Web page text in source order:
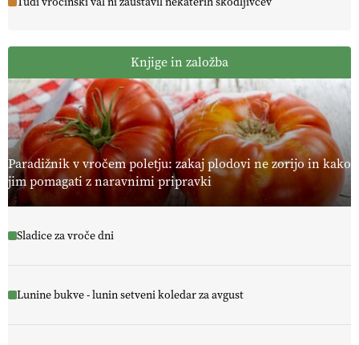
Knjige in založba
Paradižnik v vročem poletju: zakaj plodovi ne zorijo in kako
jim pomagati z naravnimi pripravki
Sladice za vroče dni
Lunine bukve - lunin setveni koledar za avgust